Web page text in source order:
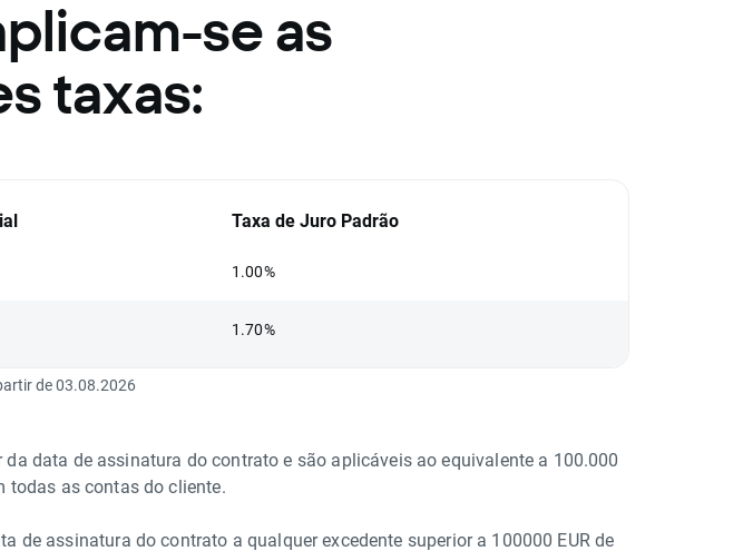
se as
taxas:
Taxa de Juro Padrão
1.00%
1.70%
de03.08.2026
data de assinatura do contrato e são aplicáveis ao equivalente a 100.000
todas as contas do cliente.
assinatura do contrato a qualquer excedente superior a 100000 EUR de